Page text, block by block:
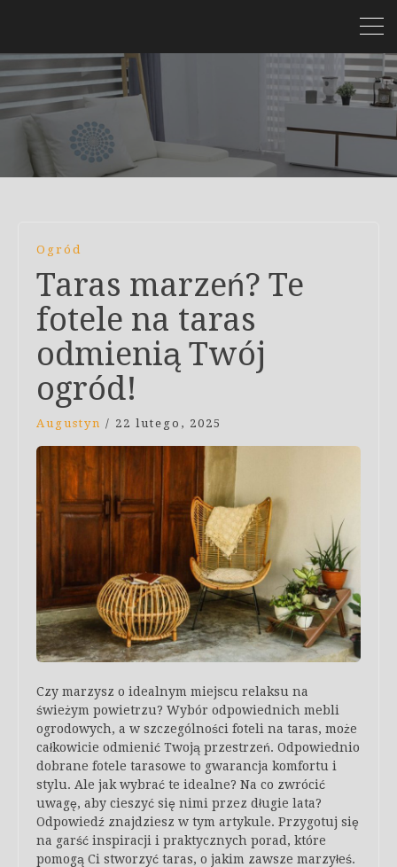
Ogród
Taras marzeń? Te
fotele na taras
odmienią Twój
ogród!
Augustyn / 22 lutego, 2025
Czy marzysz o idealnym miejscu relaksu na
świeżym powietrzu? Wybór odpowiednich mebli
ogrodowych, a w szczególności foteli na taras, może
całkowicie odmienić Twoją przestrzeń. Odpowiednio
dobrane fotele tarasowe to gwarancja komfortu i
stylu. Ale jak wybrać te idealne? Na co zwrócić
uwagę, aby cieszyć się nimi przez długie lata?
Odpowiedź znajdziesz w tym artykule. Przygotuj się
na garść inspiracji i praktycznych porad, które
pomogą Ci stworzyć taras, o jakim zawsze marzyłeś.